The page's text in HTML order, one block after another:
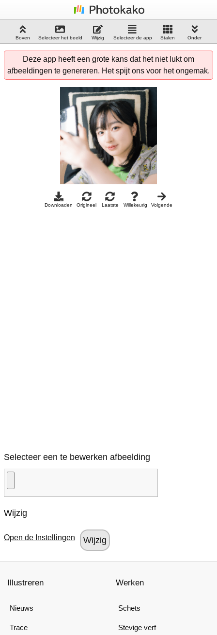
Boven Selecteer het beeld Wijzig Selecteer de app Stalen Onder
Deze app heeft een grote kans dat het niet lukt om
afbeeldingen te genereren. Het spijt ons voor het ongemak.
Downloaden Origineel Laatste Willekeurig Volgende
Selecteer een te bewerken afbeelding
Wijzig
Open de Instellingen
Illustreren
Nieuws
Trace
Werken
Schets
Stevige verf